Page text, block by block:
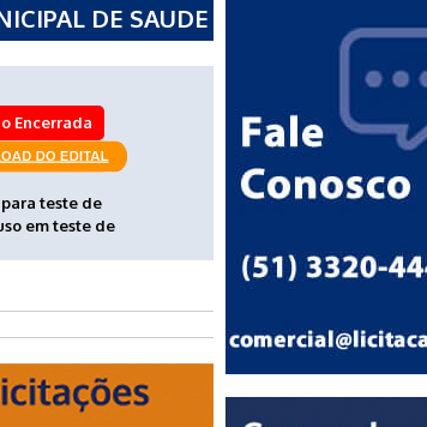
DE SAUDE
Encerrada
teste de
em teste de